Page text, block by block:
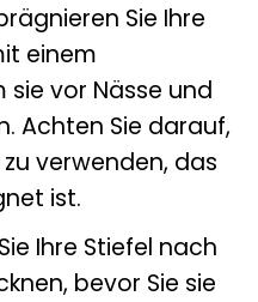
Sie Ihre
einem
vor Nässe und
Achten Sie darauf,
verwenden, das
ist.
Ihre Stiefel nach
bevor Sie sie